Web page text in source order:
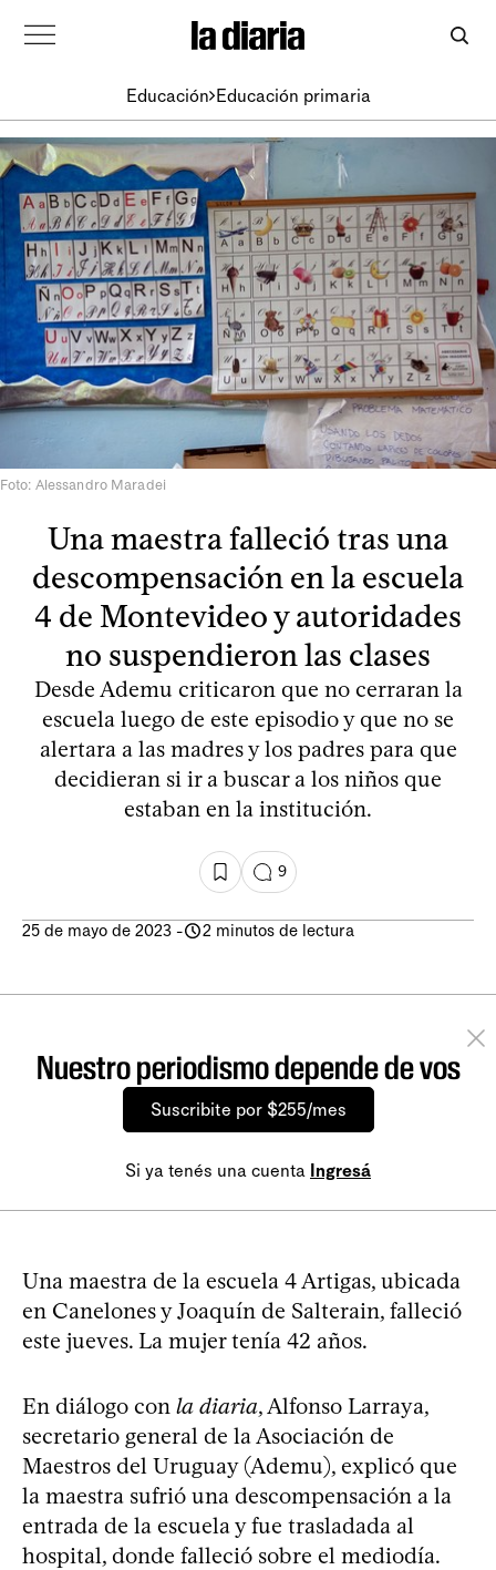
Educación Educación primaria
Foto: Alessandro Maradei
Una maestra falleció tras una
descompensación en la escuela
4 de Montevideo y autoridades
no suspendieron las clases
Desde Ademu criticaron que no cerraran la
escuela luego de este episodio y que no se
alertara a las madres y los padres para que
decidieran si ir a buscar a los niños que
estaban en la institución.
9
25 de mayo de 2023 - 2 minutos de lectura
Nuestro periodismo depende de vos
Suscribite por $255/mes
Si ya tenés una cuenta Ingresá
Una maestra de la escuela 4 Artigas, ubicada
en Canelones y Joaquín de Salterain, falleció
este jueves. La mujer tenía 42 años.
En diálogo con la diaria, Alfonso Larraya,
secretario general de la Asociación de
Maestros del Uruguay (Ademu), explicó que
la maestra sufrió una descompensación a la
entrada de la escuela y fue trasladada al
hospital, donde falleció sobre el mediodía.